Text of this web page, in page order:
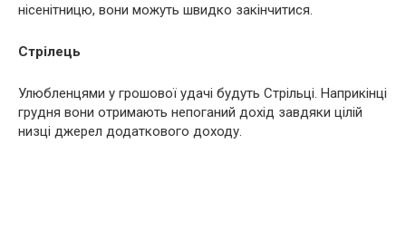
нісенітницю, вони можуть швидко закінчитися.
Стрілець
Улюбленцями у грошової удачі будуть Стрільці. Наприкінці
грудня вони отримають непоганий дохід завдяки цілій
низці джерел додаткового доходу.